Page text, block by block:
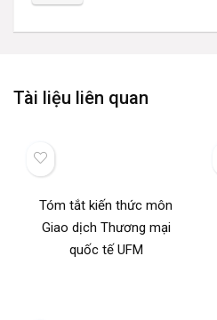
Tài liệu liên quan
Tóm tắt kiến thức môn
Giao dịch Thương mại
quốc tế UFM